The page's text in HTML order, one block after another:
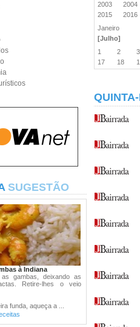
SUGESTÃO
à Indiana
as gambas, deixando as
Retire-lhes o veio
funda, aqueça a ...
2003 2004
2015
2016
Janeiro
[Julho]
1
2 3
17
18